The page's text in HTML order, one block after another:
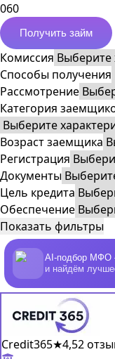
060
Получить займ
Комиссия
Способы получения
Рассмотрение
Категория
Возраст заемщика
Регистрация
Документы
Цель кредита
Обеспечение
Показать фильтры
AI-подбор МФО
и найдём
Credit365★4,52